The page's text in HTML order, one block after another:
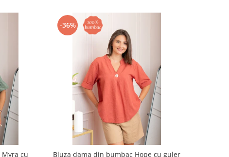
cu
-36%
Bluza dama din bumbac Hope cu guler